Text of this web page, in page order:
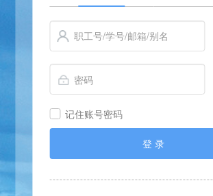
记住账号密码
登 录